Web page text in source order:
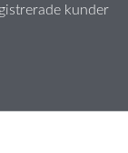
kunder